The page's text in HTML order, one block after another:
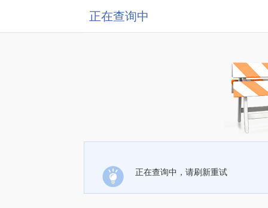
正在查询中
正在查询中，请刷新重试